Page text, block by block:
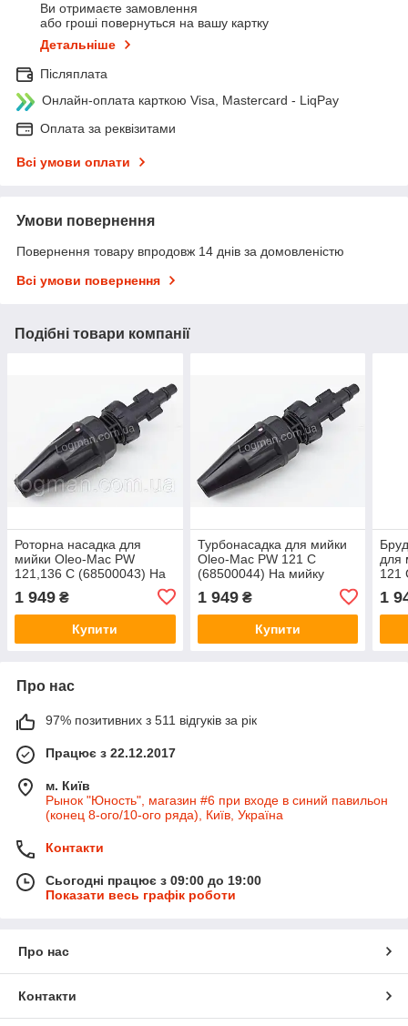
Ви отримаєте замовлення
або гроші повернуться на вашу картку
Детальніше
Післяплата
Онлайн-оплата карткою Visa, Mastercard - LiqPay
Оплата за реквізитами
Всі умови оплати
Умови повернення
Повернення товару впродовж 14 днів за домовленістю
Всі умови повернення
Подібні товари компанії
Роторна насадка для
мийки Oleo-Mac PW
121,136 C (68500043) На
1 949 ₴
Купити
Турбонасадка для мийки
Oleo-Mac PW 121 C
(68500044) На мийку
Олео-Мак мійки високого
тиску ПВ роторна/кругів
1 949₴
Купити
для
121
1
Про нас
97% позитивних з 511 відгуків за рік
Працює з 22.12.2017
м. Київ
Рынок "Юность", магазин #6 при входе в синий павильон
(конец 8-ого/10-ого ряда), Київ, Україна
Контакти
Сьогодні працює з 09:00 до 19:00
Показати весь графік роботи
Про нас
Контакти